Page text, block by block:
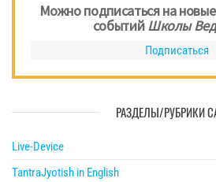
Можно подписаться на
событийШколы
Подписаться
РАЗДЕЛЫ/РУБРИКИ
Live-Device
TantraJyotish in English